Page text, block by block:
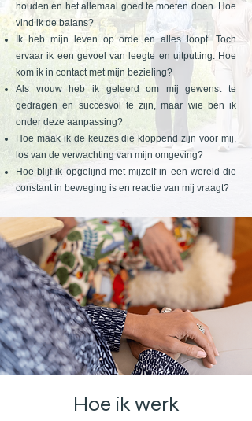
houden én het allemaal goed te moeten doen. Hoe
vind ik de balans?
Ik heb mijn leven op orde en alles loopt. Toch
ervaar ik een gevoel van leegte en uitputting. Hoe
kom ik in contact met mijn bezieling?
Als vrouw heb ik geleerd om mij gewenst te
gedragen en succesvol te zijn, maar wie ben ik
onder deze aanpassing?
Hoe maak ik de keuzes die kloppend zijn voor mij,
los van de verwachting van mijn omgeving?
Hoe blijf ik opgelijnd met mijzelf in een wereld die
constant in beweging is en reactie van mij vraagt?
Hoe ik werk